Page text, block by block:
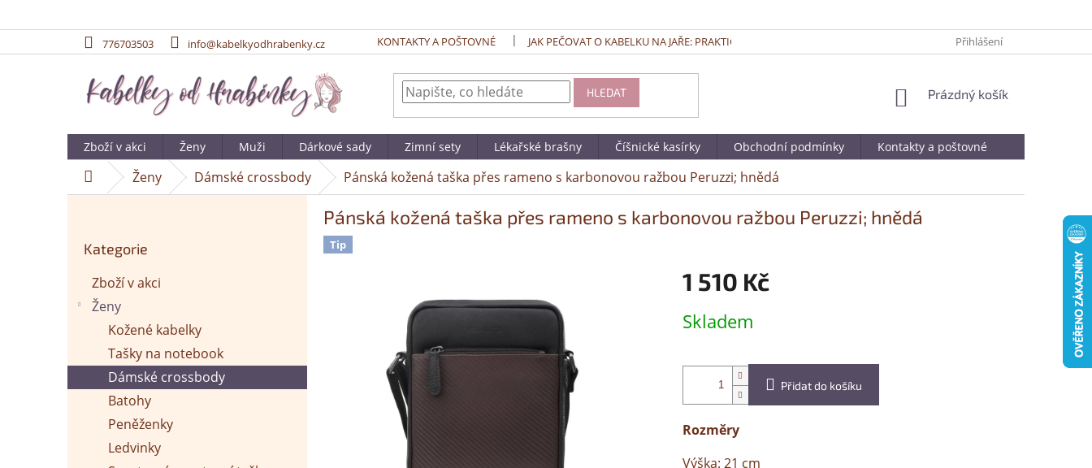
776703503 info@kabelkyodhrabenky.cz KONTAKTY A POŠTOVNÉ JAK PEČOVAT O KABELKU NA JAŘE: PRAKTICKÉ TIPY PRO DELŠÍ ŽIVOTNOST VAŠÍ OBLÍBENÉ KABELKY
Přihlášení
HLEDAT
NÁKUPNÍ
Prázdný košík
Zboží v akci Ženy Muži Dárkové sady Zimní sety Lékařské brašny Číšnické kasírky Obchodní podmínky Kontakty a poštovné
DomůŽeny Dámské crossbody Pánská kožená taška přes rameno s karbonovou ražbou Peruzzi; hnědá
p
kategorie
Kategorie
Zboží v akci
Ženy
Kožené kabelky
Tašky na notebook
Dámské crossbody
Batohy
Peněženky
Ledvinky
Pánská kožená taška přes rameno s karbonovou ražbou Peruzzi; hnědá
Tip
1 510 Kč
cena:
Skladem
Přidat do košíku
Rozměry
Výška: 21 cm